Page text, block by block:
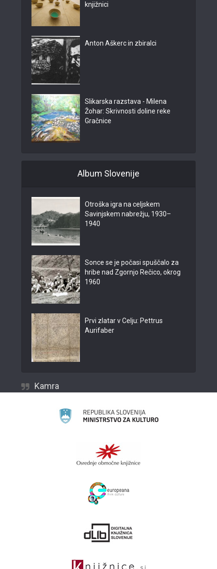
knjižnici
Anton Aškerc in zbiralci
Slikarska razstava - Milena
Žohar: Skrivnosti doline reke
Gračnice
Album Slovenije
Otroška igra na celjskem
Savinjskem nabrežju, 1930–
1940
Sonce se je počasi spuščalo za
hribe nad Zgornjo Rečico, okrog
1960
Prvi zlatar v Celju: Pettrus
Aurifaber
Kamra